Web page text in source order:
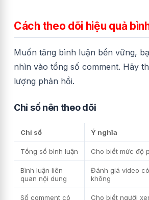
Cách theo dõi hiệu quả
Muốn tăng bình luận bền vững,
nhìn vào tổng số comment. Hãy
lượng phản hồi.
Chỉ số nên theo dõi
Chỉ số Ý nghĩa
Tổng số bình luận Cho biết mức độ
Bình luận liên
quan nội dung
Đánh giá video
không
Số comment có
Cho biết người